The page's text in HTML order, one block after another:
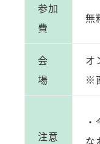
参加
費
無
会
場
オ
※
注意